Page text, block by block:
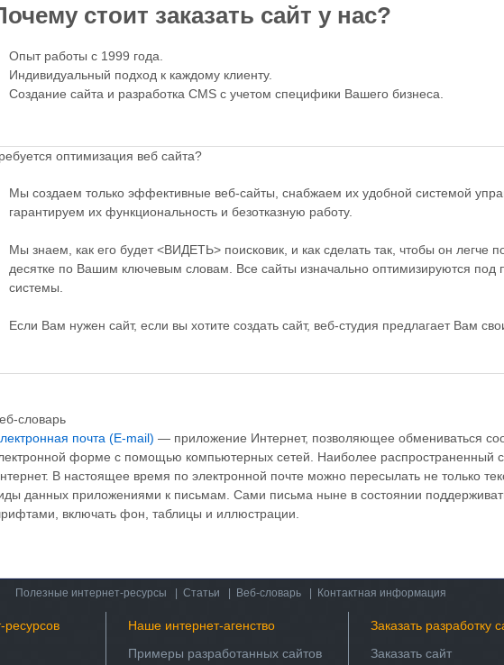
стоит заказать сайт у нас?
Опыт работы с 1999 года.
Индивидуальный подход к каждому клиенту.
Создание сайта и разработка CMS с учетом специфики Вашего бизнеса.
оптимизация веб сайта?
Мы создаем только эффективные веб-сайты, снабжаем их удобной системой
гарантируем их функциональность и безотказную работу.
Мы знаем, как его будет <ВИДЕТЬ> поисковик, и как сделать так, чтобы он легче
десятке по Вашим ключевым словам. Все сайты изначально оптимизируются под
системы.
Если Вам нужен сайт, если вы хотите создать сайт, веб-студия предлагает Вам
словарь
почта (E-mail) — приложение Интернет, позволяющее обмениваться
форме с помощью компьютерных сетей. Наиболее распространенный
В настоящее время по электронной почте можно пересылать не только
данных приложениями к письмам. Сами письма ныне в состоянии
включать фон, таблицы и иллюстрации.
Полезные интернет-ресурсы Статьи Веб-словарь Контактная информация
ресурсов
Наше интернет-агенство
Примеры разработанных сайтов
Заказать разработку
Заказать сайт